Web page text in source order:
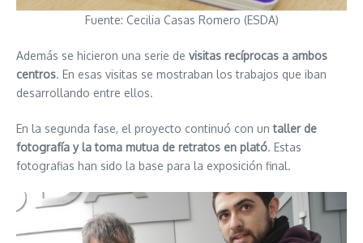
Fuente: Cecilia Casas Romero (ESDA)
Además se hicieron una serie de visitas recíprocas a ambos
centros. En esas visitas se mostraban los trabajos que iban
desarrollando entre ellos.
En la segunda fase, el proyecto continuó con un taller de
fotografía y la toma mutua de retratos en plató. Estas
fotografias han sido la base para la exposición final.